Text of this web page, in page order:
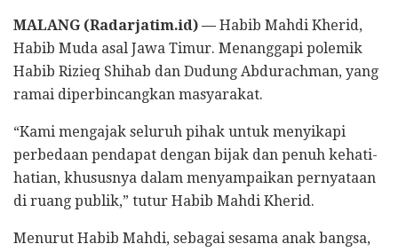
MALANG (Radarjatim.id) — Habib Mahdi Kherid,
Habib Muda asal Jawa Timur. Menanggapi polemik
Habib Rizieq Shihab dan Dudung Abdurachman, yang
ramai diperbincangkan masyarakat.
“Kami mengajak seluruh pihak untuk menyikapi
perbedaan pendapat dengan bijak dan penuh kehati-
hatian, khususnya dalam menyampaikan pernyataan
di ruang publik,” tutur Habib Mahdi Kherid.
Menurut Habib Mahdi, sebagai sesama anak bangsa,